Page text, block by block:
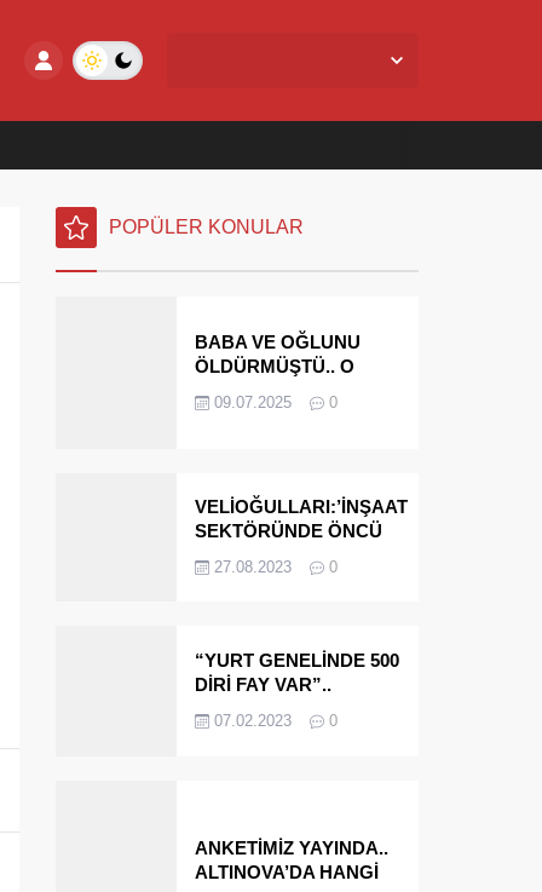
POPÜLER KONULAR
BABA VE OĞLUNU
ÖLDÜRMÜŞTÜ.. O
MİRASÇILARI
09.07.2025 0
VELİOĞULLARI:’İNŞAAT
SEKTÖRÜNDE ÖNCÜ
EDECEĞİZ’
27.08.2023 0
“YURT GENELİNDE 500
DİRİ FAY VAR”..
ÇINARCIK..
07.02.2023 0
ANKETİMİZ YAYINDA..
ALTINOVA’DA HANGİ